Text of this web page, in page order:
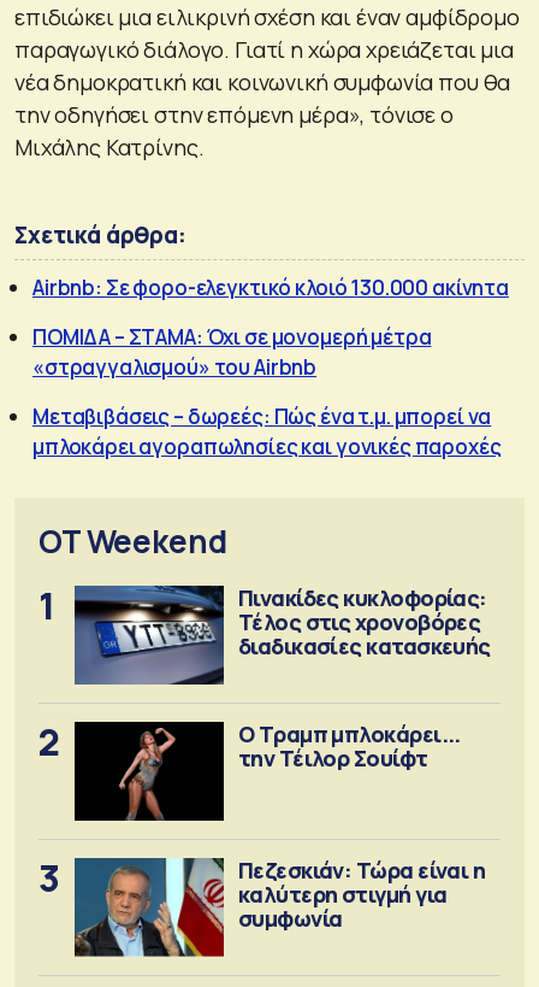
επιδιώκει μια ειλικρινή σχέση και έναν αμφίδρομο
παραγωγικό διάλογο. Γιατί η χώρα χρειάζεται μια
νέα δημοκρατική και κοινωνική συμφωνία που θα
την οδηγήσει στην επόμενη μέρα», τόνισε ο
Μιχάλης Κατρίνης.
Σχετικά άρθρα:
Airbnb: Σε φορο-ελεγκτικό κλοιό 130.000 ακίνητα
ΠΟΜΙΔΑ – ΣΤΑΜΑ: Όχι σε μονομερή μέτρα
«στραγγαλισμού» του Airbnb
Mεταβιβάσεις – δωρεές: Πώς ένα τ.μ. μπορεί να
μπλοκάρει αγοραπωλησίες και γονικές παροχές
OT Weekend
1
Πινακίδες κυκλοφορίας:
Τέλος στις χρονοβόρες
διαδικασίες κατασκευής
2
Ο Τραμπ μπλοκάρει...
την Τέιλορ Σουίφτ
3
Πεζεσκιάν: Τώρα είναι η
καλύτερη στιγμή για
συμφωνία